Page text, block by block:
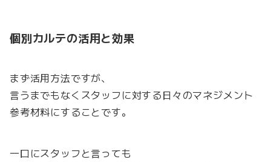
個別カルテの活用と効果
まず活用方法ですが、
言うまでもなくスタッフに対する日々のマネジメント
参考材料にすることです。
一口にスタッフと言っても